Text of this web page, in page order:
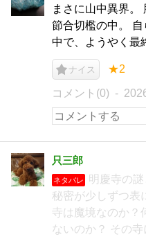
まさに山中異界。
節合切檻の中。
中で、ようやく最
ナイス ★2
コメント(0)
只三郎
ネタバレ
明慶寺の
秘密が少しずつ表
寺は魔境なのか？
ないのか？ その